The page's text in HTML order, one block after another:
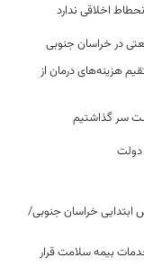
اخلاقی ندارد
در خراسان جنوبی
هزینه‌های درمان از
سر گذاشتیم
دولت
ابتدایی خراسان جنوبی/
بیمه سلامت قرار